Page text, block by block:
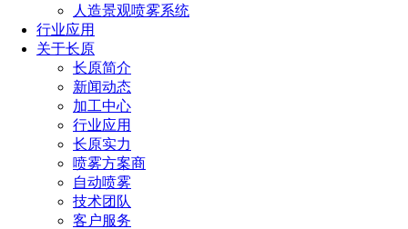
人造景观喷雾系统
行业应用
关于长原
长原简介
新闻动态
加工中心
行业应用
长原实力
喷雾方案商
自动喷雾
技术团队
客户服务
全国服务热线
罐体清洗好工具
罐体清洗喷嘴怎么选（掌握罐体清洗喷嘴选择的技巧）
反应釜固定喷淋球选用技巧
简易式吨桶清洗机组成及价格
干燥塔清洗方案（长原伸缩清洗装置干燥塔清洗好工